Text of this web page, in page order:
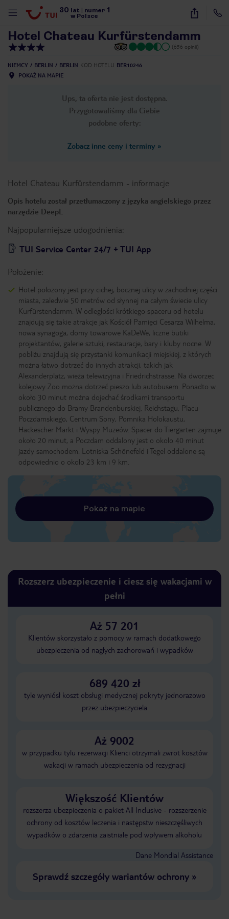
30 lat numer 1
w Polsce
33
Hotel Chateau Kurfürstendamm
(656 opinii)
NIEMCY BERLIN BERLIN KOD HOTELU BER10246
POKAŻ NA MAPIE
Ups, ta oferta nie jest dostępna.
Przygotowaliśmy dla Ciebie
podobne oferty:
Zobacz inne ceny i terminy »
Hotel Chateau Kurfürstendamm - informacje
Opis hotelu został przetłumaczony z języka angielskiego przez
narzędzie DeepL
Najpopularniejsze udogodnienia:
TUI Service Center 24/7 + TUI App
Położenie:
Hotel położony jest przy cichej, bocznej ulicy w zachodniej części
miasta, zaledwie 50 metrów od słynnej na całym świecie ulicy
Kurfürstendamm. W odległości krótkiego spaceru od hotelu
znajdują się takie atrakcje jak Kościół Pamięci Cesarza Wilhelma,
nowa synagoga, domy towarowe KaDeWe, liczne butiki
projektantów, galerie sztuki, restauracje, bary i kluby nocne. W
pobliżu znajdują się przystanki komunikacji miejskiej, z których
można łatwo dotrzeć do innych atrakcji, takich jak
Alexanderplatz, wieża telewizyjna i Friedrichstrasse. Na dworzec
kolejowy Zoo można dotrzeć pieszo lub autobusem. Ponadto w
około 30 minut można dojechać środkami transportu
publicznego do Bramy Brandenburskiej, Reichstagu, Placu
Poczdamskiego, Centrum Sony, Pomnika Holokaustu,
Hackescher Markt i Wyspy Muzeów. Spacer do Tiergarten zajmuje
około 20 minut, a Poczdam oddalony jest o około 40 minut
jazdy samochodem. Lotniska Schönefeld i Tegel oddalone są
odpowiednio o około 23 km i 9 km.
Pokaż na mapie
Rozszerz ubezpieczenie i ciesz się wakacjami w
pełni
Aż 57 201
Klientów skorzystało z pomocy w ramach dodatkowego
ubezpieczenia od nagłych zachorowań i wypadków
689 420 zł
tyle wyniósł koszt obsługi medycznej pokryty jednorazowo
przez ubezpieczyciela
Aż 9002
w przypadku tylu rezerwacji Klienci otrzymali zwrot kosztów
wakacji w ramach ubezpieczenia od rezygnacji
Większość Klientów
rozszerza ubezpieczenia o pakiet All Inclusive - rozszerzenie
ochrony od kosztów leczenia i następstw nieszczęśliwych
wypadków o zdarzenia zaistniałe pod wpływem alkoholu
Dane Mondial Assistance
Sprawdź szczegóły wariantów ochrony»